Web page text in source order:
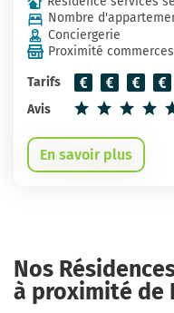
Nombre
Conciergerie
Proximité commerces
Tarifs
Avis
En savoir plus
Nos
à proximité de